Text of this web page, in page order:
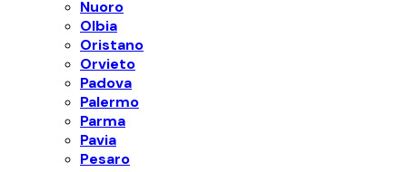
Nuoro
Olbia
Oristano
Orvieto
Padova
Palermo
Parma
Pavia
Pesaro